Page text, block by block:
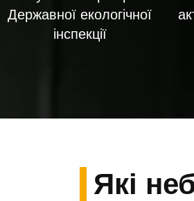
Державної екологічної
інспекції
Які